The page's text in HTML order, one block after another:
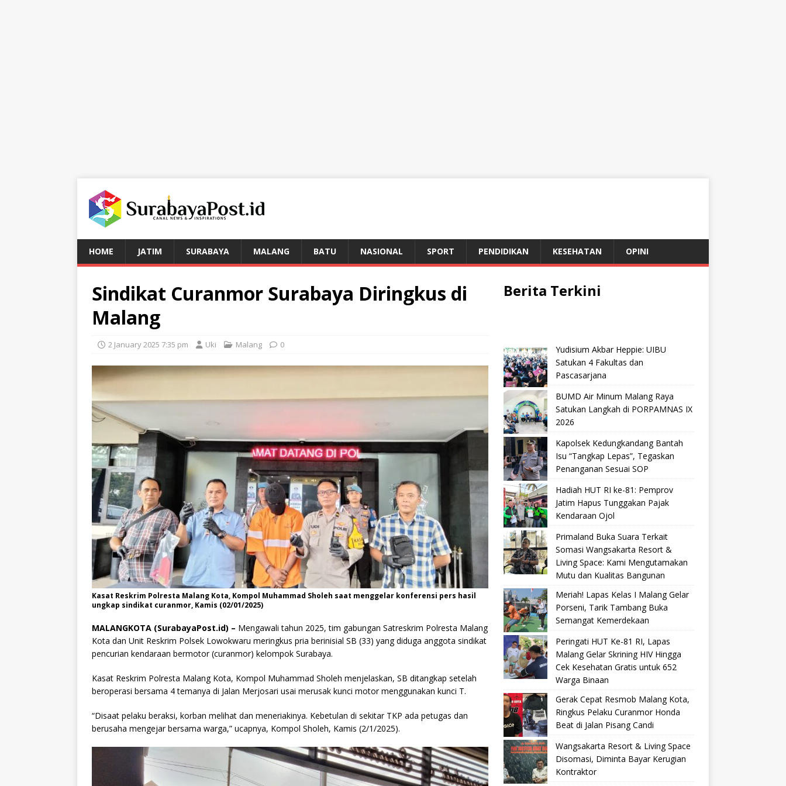
HOME JATIM SURABAYA MALANG BATU NASIONAL SPORT PENDIDIKAN KESEHATAN OPINI
Sindikat Curanmor Surabaya Diringkus di
Malang
2 January 2025 7:35 pm Uki Malang 0
Kasat Reskrim Polresta Malang Kota, Kompol Muhammad Sholeh saat menggelar konferensi pers hasil
ungkap sindikat curanmor, Kamis (02/01/2025)
MALANGKOTA (SurabayaPost.id) – Mengawali tahun 2025, tim gabungan Satreskrim Polresta Malang
Kota dan Unit Reskrim Polsek Lowokwaru meringkus pria berinisial SB (33) yang diduga anggota sindikat
pencurian kendaraan bermotor (curanmor) kelompok Surabaya.
Kasat Reskrim Polresta Malang Kota, Kompol Muhammad Sholeh menjelaskan, SB ditangkap setelah
beroperasi bersama 4 temanya di Jalan Merjosari usai merusak kunci motor menggunakan kunci T.
“Disaat pelaku beraksi, korban melihat dan meneriakinya. Kebetulan di sekitar TKP ada petugas dan
berusaha mengejar bersama warga,” ucapnya, Kompol Sholeh, Kamis (2/1/2025).
Berita Terkini
Yudisium Akbar Heppie: UIBU
Satukan 4 Fakultas dan
Pascasarjana
BUMD Air Minum Malang Raya
Satukan Langkah di PORPAMNAS IX
2026
Kapolsek Kedungkandang Bantah
Isu “Tangkap Lepas”, Tegaskan
Penanganan Sesuai SOP
Hadiah HUT RI ke-81: Pemprov
Jatim Hapus Tunggakan Pajak
Kendaraan Ojol
Primaland Buka Suara Terkait
Somasi Wangsakarta Resort &
Living Space: Kami Mengutamakan
Mutu dan Kualitas Bangunan
Meriah! Lapas Kelas I Malang Gelar
Porseni, Tarik Tambang Buka
Semangat Kemerdekaan
Peringati HUT Ke-81 RI, Lapas
Malang Gelar Skrining HIV Hingga
Cek Kesehatan Gratis untuk 652
Warga Binaan
Gerak Cepat Resmob Malang Kota,
Ringkus Pelaku Curanmor Honda
Beat di Jalan Pisang Candi
Wangsakarta Resort & Living Space
Disomasi, Diminta Bayar Kerugian
Kontraktor